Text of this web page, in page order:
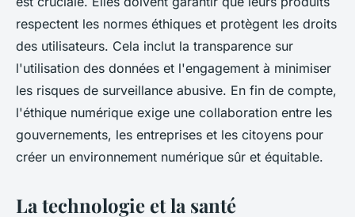
respectent les normes éthiques et protègent les droits
des utilisateurs. Cela inclut la transparence sur
l'utilisation des données et l'engagement à minimiser
les risques de surveillance abusive. En fin de compte,
l'éthique numérique exige une collaboration entre les
gouvernements, les entreprises et les citoyens pour
créer un environnement numérique sûr et équitable.
La technologie et la santé